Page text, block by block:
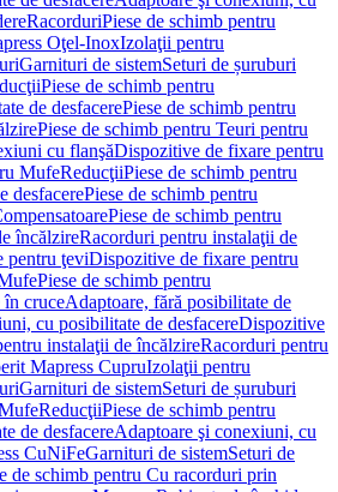
RacorduriPiese de schimb pentru
Oţel-InoxIzolaţii pentru
Garnituri de sistemSeturi de șuruburi
Piese de schimb pentru
de desfacerePiese de schimb pentru
Piese de schimb pentru Teuri pentru
cu flanşăDispozitive de fixare pentru
MufeReducţiiPiese de schimb pentru
desfacerePiese de schimb pentru
Piese de schimb pentru
încălzireRacorduri pentru instalaţii de
pentru ţeviDispozitive de fixare pentru
Piese de schimb pentru
în cruceAdaptoare, fără posibilitate de
cu posibilitate de desfacereDispozitive
instalaţii de încălzireRacorduri pentru
Mapress CupruIzolaţii pentru
Garnituri de sistemSeturi de șuruburi
ReducţiiPiese de schimb pentru
de desfacereAdaptoare şi conexiuni, cu
CuNiFeGarnituri de sistemSeturi de
de schimb pentru Cu racorduri prin